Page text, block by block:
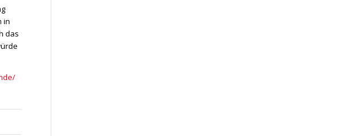
in
das